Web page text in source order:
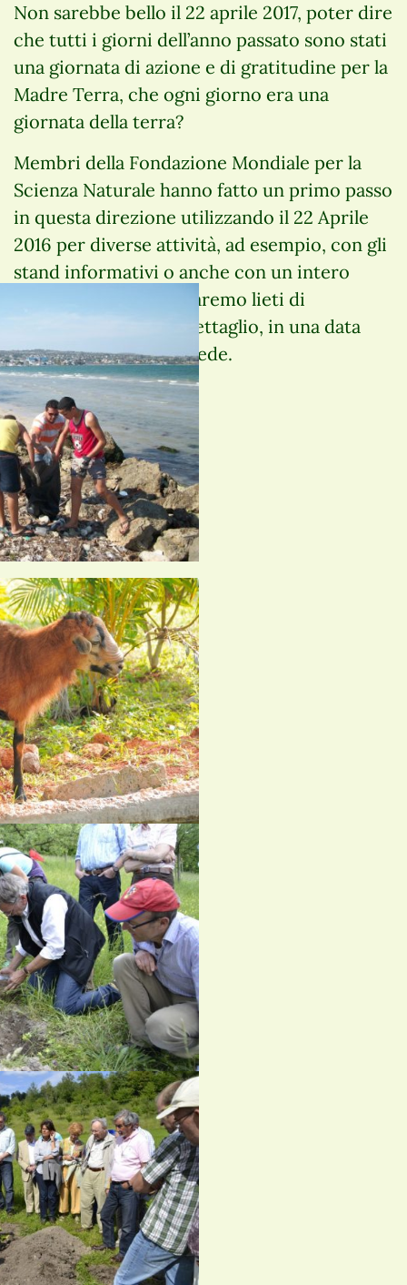
Non sarebbe bello il 22 aprile 2017, poter dire
che tutti i giorni dell’anno passato sono stati
una giornata di azione e di gratitudine per la
Madre Terra, che ogni giorno era una
giornata della terra?
Membri della Fondazione Mondiale per la
Scienza Naturale hanno fatto un primo passo
in questa direzione utilizzando il 22 Aprile
2016 per diverse attività, ad esempio, con gli
stand informativi o anche con un intero
seminario sul tema. Saremo lieti di
informarvi su ciò in dettaglio, in una data
successiva in questa sede.